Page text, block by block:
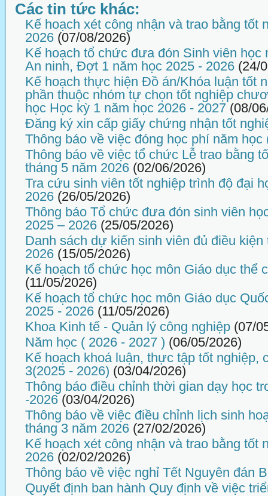
Các tin tức khác:
Kế hoạch xét công nhận và trao bằng tốt
2026 (07/08/2026)
Kế hoạch tổ chức đưa đón Sinh viên học
An ninh, Đợt 1 năm học 2025 - 2026 (24/
Kế hoạch thực hiện Đồ án/Khóa luận tốt
phần thuộc nhóm tự chọn tốt nghiệp
học Học kỳ 1 năm học 2026 - 2027 (08/
Đăng ký xin cấp giấy chứng nhận tốt
Thông báo về việc đóng học phí năm học
Thông báo về việc tổ chức Lễ trao bằng
tháng 5 năm 2026 (02/06/2026)
Tra cứu sinh viên tốt nghiệp trình độ đại
2026 (26/05/2026)
Thông báo Tổ chức đưa đón sinh viên
2025 – 2026 (25/05/2026)
Danh sách dự kiến sinh viên đủ điều
2026 (15/05/2026)
Kế hoạch tổ chức học môn Giáo dục thể
(11/05/2026)
Kế hoạch tổ chức học môn Giáo dục
2025 - 2026 (11/05/2026)
Khoa Kinh tế - Quản lý công nghiệp (07/
Năm học ( 2026 - 2027 ) (06/05/2026)
Kế hoạch khoá luận, thực tập tốt nghiệp,
3(2025 - 2026) (03/04/2026)
Thông báo điều chỉnh thời gian dạy học
-2026 (03/04/2026)
Thông báo về việc điều chỉnh lịch sinh
tháng 3 năm 2026 (27/02/2026)
Kế hoạch xét công nhận và trao bằng tốt
2026 (02/02/2026)
Thông báo về việc nghỉ Tết Nguyên đán
Quyết định ban hành Quy định về việc